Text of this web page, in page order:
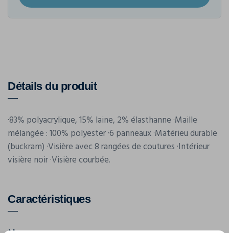
Détails du produit
·83% polyacrylique, 15% laine, 2% élasthanne ·Maille
mélangée : 100% polyester ·6 panneaux ·Matérieu durable
(buckram) ·Visière avec 8 rangées de coutures ·Intérieur
visière noir ·Visière courbée.
Caractéristiques